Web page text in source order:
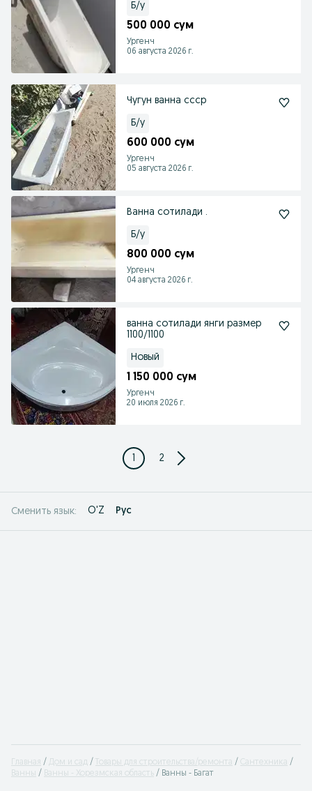
Б/у
500 000 сум
Ургенч
06 августа 2026 г.
Чугун ванна ссср
Б/у
600 000 сум
Ургенч
05 августа 2026 г.
Ванна сотилади .
Б/у
800 000 сум
Ургенч
04 августа 2026 г.
ванна сотилади янги размер
1100/1100
Новый
1 150 000 сум
Ургенч
20 июля 2026 г.
1 2
Сменить язык: O'Z Рус
Главная Дом и сад Товары для строительства/ремонта
Сантехника
Ванны
Ванны - Хорезмская область Ванны - Багат